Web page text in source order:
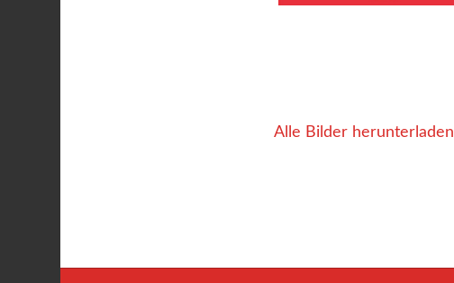
Alle Bilder herunterladen